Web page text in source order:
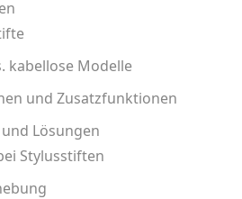
kabellose Modelle
und Zusatzfunktionen
Lösungen
Stylusstiften